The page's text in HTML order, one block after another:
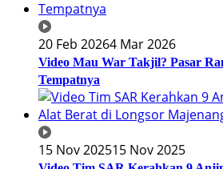
20 Feb 20264 Mar 2026
Video Mau War Takjil? Pasar
Tempatnya
15 Nov 202515 Nov 2025